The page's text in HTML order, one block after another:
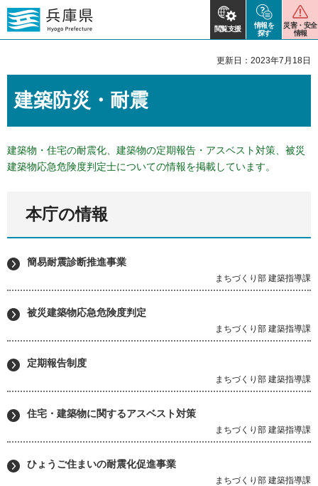
閲覧支援
情報を
探す
災害・安全
情報
更新日：2023年7月18日
建築防災・耐震
建築物・住宅の耐震化、建築物の定期報告・アスベスト対策、被災
建築物応急危険度判定士についての情報を掲載しています。
本庁の情報
簡易耐震診断推進事業
まちづくり部 建築指導課
被災建築物応急危険度判定
まちづくり部 建築指導課
定期報告制度
まちづくり部 建築指導課
住宅・建築物に関するアスベスト対策
まちづくり部 建築指導課
ひょうご住まいの耐震化促進事業
まちづくり部 建築指導課